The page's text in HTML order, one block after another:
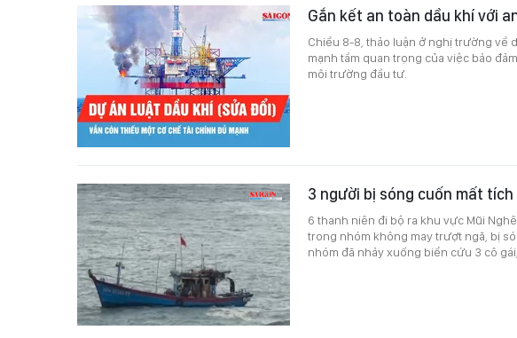
Gắn kết an toàn dầu khí với
Chiều 8-8, thảo luận ở nghị trường về
mạnh tầm quan trọng của việc bảo
môi trường đầu tư.
3 người bị sóng cuốn mất
6 thanh niên đi bộ ra khu vực Mũi
trong nhóm không may trượt ngã, bị
nhóm đã nhảy xuống biển cứu 3 cô